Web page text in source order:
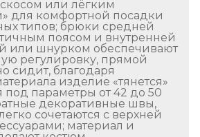
или лёгким
для комфортной посадки
типов; брюки средней
поясом и внутренней
или шнурком обеспечивают
регулировку, прямой
сидит, благодаря
изделие «тянется»
под параметры от 42 до 50
декоративные швы,
сочетаются с верхней
материал и